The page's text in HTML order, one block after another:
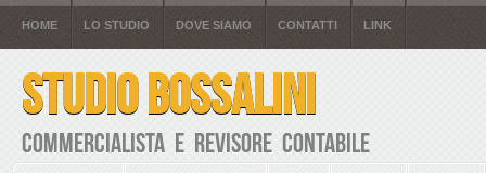
HOME LO STUDIO DOVE SIAMO CONTATTI LINK
STUDIO BOSSALINI
Commercialista e Revisore Contabile